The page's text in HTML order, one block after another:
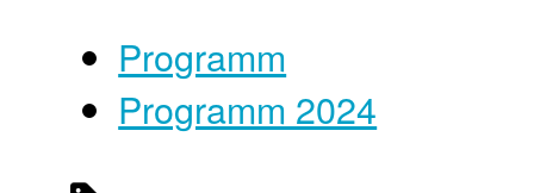
Programm
Programm 2024